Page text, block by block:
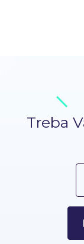
Treba